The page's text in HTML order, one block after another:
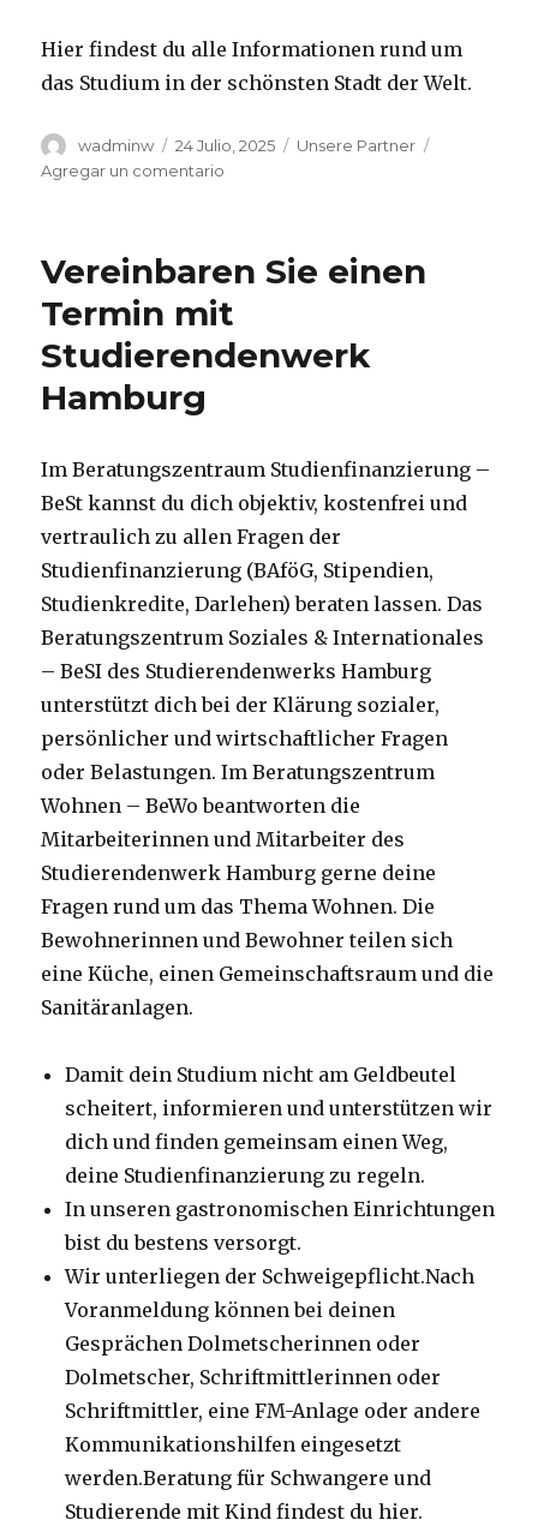
Hier findest du alle Informationen rund um
das Studium in der schönsten Stadt der Welt.
Autor
wadminw
Publicado
el
24 Julio, 2025 Categorías
Unsere Partner
Agregar un comentario
Vereinbaren Sie einen
Termin mit
Studierendenwerk
Hamburg
Im Beratungszentraum Studienfinanzierung –
BeSt kannst du dich objektiv, kostenfrei und
vertraulich zu allen Fragen der
Studienfinanzierung (BAföG, Stipendien,
Studienkredite, Darlehen) beraten lassen. Das
Beratungszentrum Soziales & Internationales
– BeSI des Studierendenwerks Hamburg
unterstützt dich bei der Klärung sozialer,
persönlicher und wirtschaftlicher Fragen
oder Belastungen. Im Beratungszentrum
Wohnen – BeWo beantworten die
Mitarbeiterinnen und Mitarbeiter des
Studierendenwerk Hamburg gerne deine
Fragen rund um das Thema Wohnen. Die
Bewohnerinnen und Bewohner teilen sich
eine Küche, einen Gemeinschaftsraum und die
Sanitäranlagen.
Damit dein Studium nicht am Geldbeutel
scheitert, informieren und unterstützen wir
dich und finden gemeinsam einen Weg,
deine Studienfinanzierung zu regeln.
In unseren gastronomischen Einrichtungen
bist du bestens versorgt.
Wir unterliegen der Schweigepflicht.Nach
Voranmeldung können bei deinen
Gesprächen Dolmetscherinnen oder
Dolmetscher, Schriftmittlerinnen oder
Schriftmittler, eine FM-Anlage oder andere
Kommunikationshilfen eingesetzt
werden.Beratung für Schwangere und
Studierende mit Kind findest du hier.